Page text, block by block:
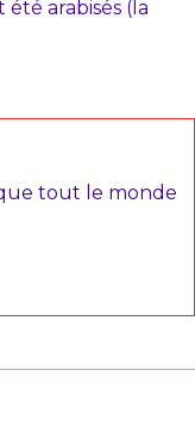
été arabisés (la
tout le monde